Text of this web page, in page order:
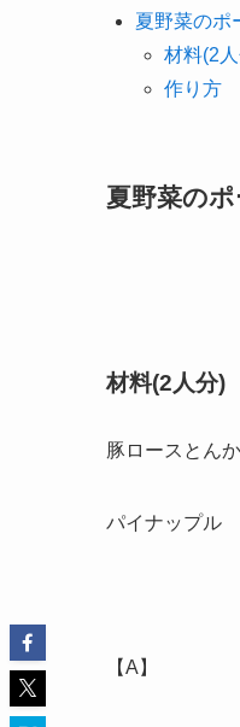
夏野菜のポ
材料(2
作り方
夏野菜の
材料(2人分)
豚ロースとん
パイナップル
【A】